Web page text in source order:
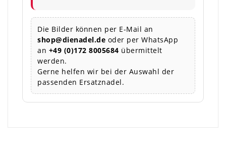
Die Bilder können per E-Mail an
shop@dienadel.de oder per WhatsApp
an +49 (0)172 8005684 übermittelt
werden.
Gerne helfen wir bei der Auswahl der
passenden Ersatznadel.